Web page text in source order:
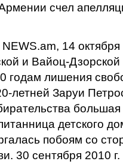
счел
14
и Вайоц-Дзорской
годам лишения
летней Заруи
детского
побоям со
30 сентября 2010